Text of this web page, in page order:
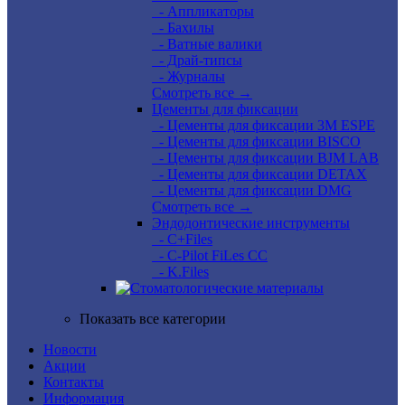
- Аппликаторы
- Бахилы
- Ватные валики
- Драй-типсы
- Журналы
Смотреть все →
Цементы для фиксации
- Цементы для фиксации 3M ESPE
- Цементы для фиксации BISCO
- Цементы для фиксации BJM LAB
- Цементы для фиксации DETAX
- Цементы для фиксации DMG
Смотреть все →
Эндодонтические инструменты
- C+Files
- C-Pilot FiLes CC
- K.Files
Показать все категории
Новости
Акции
Контакты
Информация